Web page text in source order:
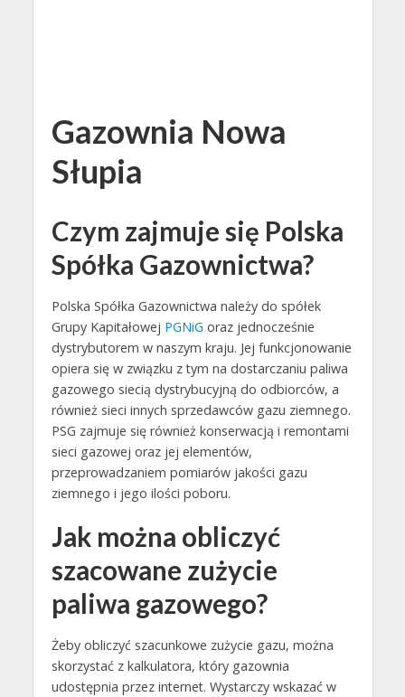
Gazownia Nowa
Słupia
Czym zajmuje się Polska
Spółka Gazownictwa?
Polska Spółka Gazownictwa należy do spółek
Grupy Kapitałowej PGNiG oraz jednocześnie
dystrybutorem w naszym kraju. Jej funkcjonowanie
opiera się w związku z tym na dostarczaniu paliwa
gazowego siecią dystrybucyjną do odbiorców, a
również sieci innych sprzedawców gazu ziemnego.
PSG zajmuje się również konserwacją i remontami
sieci gazowej oraz jej elementów,
przeprowadzaniem pomiarów jakości gazu
ziemnego i jego ilości poboru.
Jak można obliczyć
szacowane zużycie
paliwa gazowego?
Żeby obliczyć szacunkowe zużycie gazu, można
skorzystać z kalkulatora, który gazownia
udostępnia przez internet. Wystarczy wskazać w